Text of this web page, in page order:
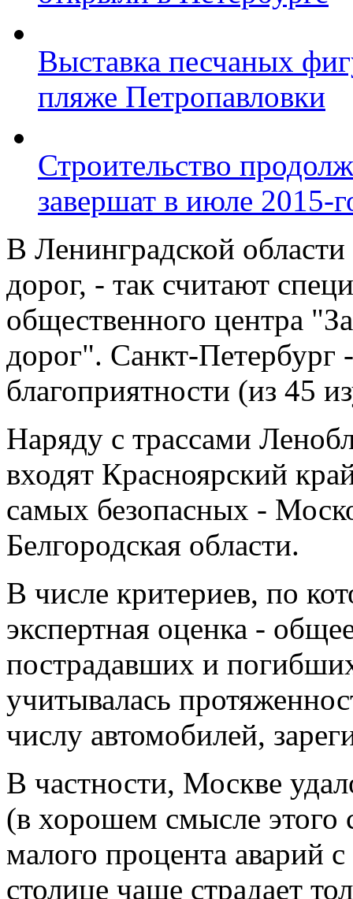
Выставка песчаных
пляже Петропавловки
Строительство
завершат в июле 2015-
В Ленинградской
дорог, - так считают
общественного центра
дорог". Санкт-Петербург
благоприятности (из 45
Наряду с трассами
входят Красноярский
самых безопасных -
Белгородская области.
В числе критериев, по
экспертная оценка -
пострадавших и
учитывалась
числу автомобилей,
В частности, Москве
(в хорошем смысле этого
малого процента аварий
столице чаще страдает